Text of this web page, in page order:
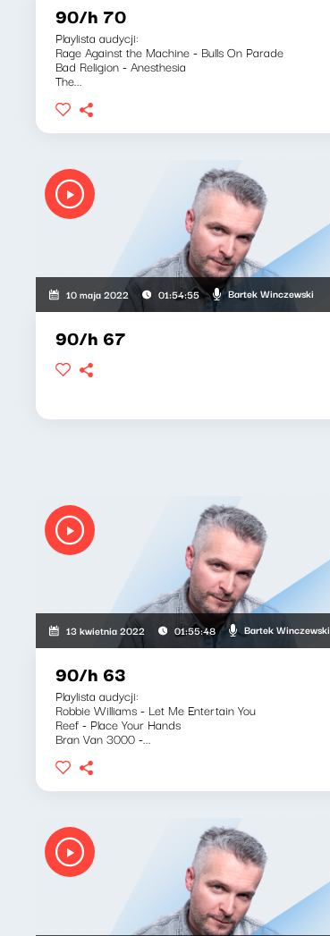
90/h 70
Playlista audycji:
Rage Against the Machine - Bulls On Parade
Bad Religion - Anesthesia
The...
10 maja 2022 01:54:55 Bartek Winczewski
90/h 67
13 kwietnia 2022 01:55:48 Bartek Winczewski
90/h 63
Playlista audycji:
Robbie Williams - Let Me Entertain You
Reef - Place Your Hands
Bran Van 3000 -...